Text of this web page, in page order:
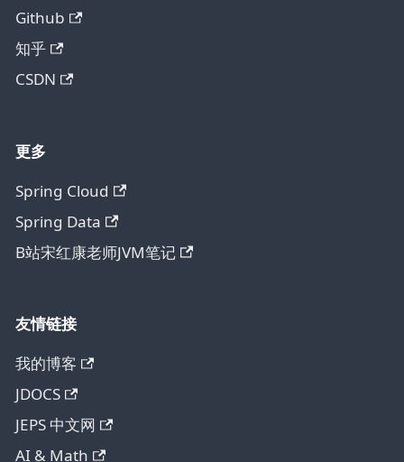
Github
知乎
CSDN
更多
Spring Cloud
Spring Data
B站宋红康老师JVM笔记
友情链接
我的博客
JDOCS
JEPS 中文网
AI & Math